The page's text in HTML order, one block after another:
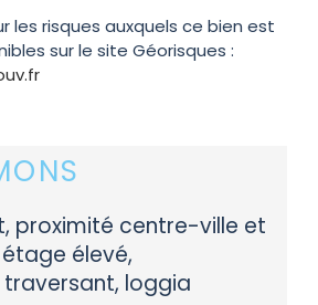
les risques auxquels ce bien est
sur le site Géorisques :
proximité centre-ville et
élevé,
loggia